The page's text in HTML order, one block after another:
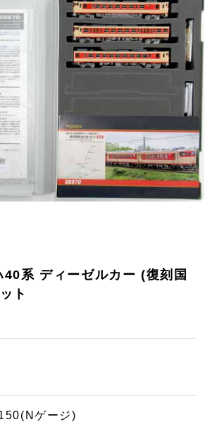
40系 ディーゼルカー (復刻国
ト
ゲージ)